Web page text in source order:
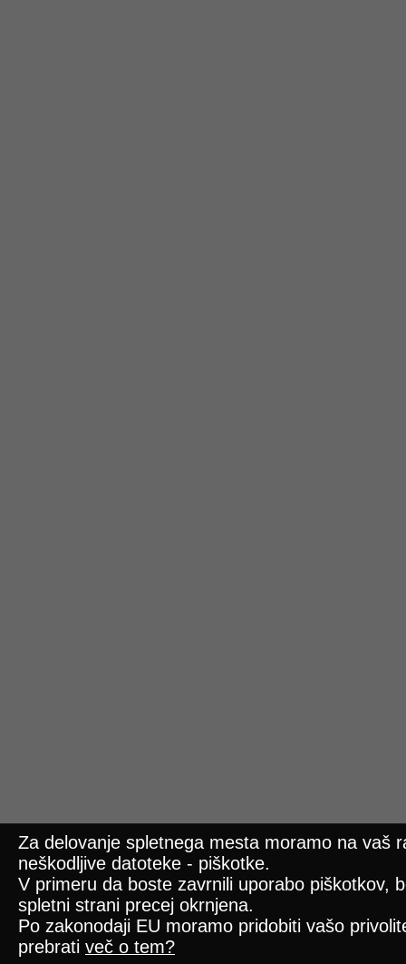
Za delovanje spletnega mesta moramo na vaš
neškodljive datoteke - piškotke.
V primeru da boste zavrnili uporabo piškotkov,
spletni strani precej okrnjena.
Po zakonodaji EU moramo pridobiti vašo
prebrati več o tem?